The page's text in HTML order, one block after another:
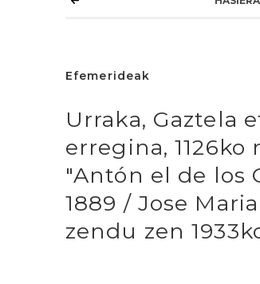
Efemerideak
Urraka, Gaztela
erregina,
"Antón el de los
1889 / Jose
zendu zen